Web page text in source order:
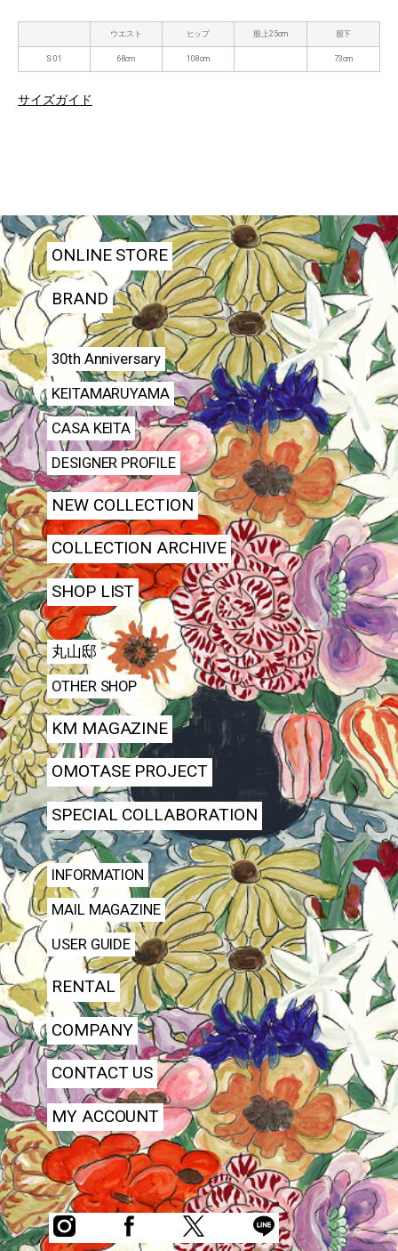
ウエスト ヒップ 股上25cm 股下
S 01 68cm 108cm 73cm
サイズガイド
ONLINE STORE
BRAND
30th Anniversary
KEITAMARUYAMA
CASA KEITA
DESIGNER PROFILE
NEW COLLECTION
COLLECTION ARCHIVE
SHOP LIST
丸山邸
OTHER SHOP
KM MAGAZINE
OMOTASE PROJECT
SPECIAL COLLABORATION
INFORMATION
MAIL MAGAZINE
USER GUIDE
RENTAL
COMPANY
CONTACT US
MY ACCOUNT